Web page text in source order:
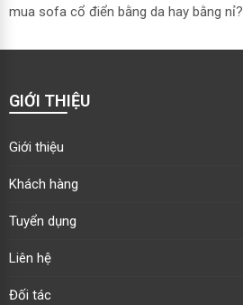
mua sofa cổ điển bằng da hay bằng nỉ?
GIỚI THIỆU
Giới thiệu
Khách hàng
Tuyển dụng
Liên hệ
Đối tác